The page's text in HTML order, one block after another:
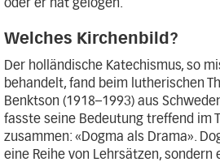
oder er hat gelogen.
Welches Kirchenbild?
Der holländische Katechismus, so
behandelt, fand beim lutherischen
Benktson (1918–1993) aus
fasste seine Bedeutung treffend im
zusammen: «Dogma als Drama».
eine Reihe von Lehrsätzen, sondern